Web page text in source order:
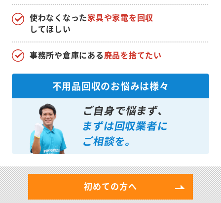
使わなくなった家具や家電を回収
してほしい
事務所や倉庫にある廃品を捨てたい
不用品回収のお悩みは様々
ご自身で悩まず、
まずは回収業者に
ご相談を。
初めての方へ